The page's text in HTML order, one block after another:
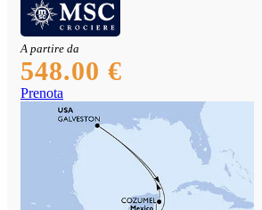
A partire da
548.00 €
Prenota